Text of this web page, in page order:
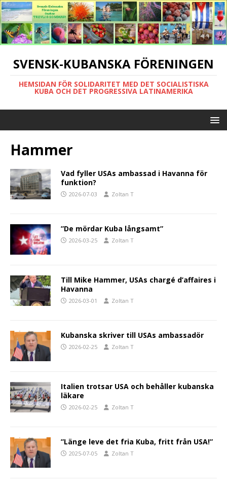
SVENSK-KUBANSKA FÖRENINGEN
HEMSIDAN FÖR SOLIDARITET MED DET SOCIALISTISKA
KUBA OCH DET PROGRESSIVA LATINAMERIKA
Hammer
Vad fyller USAs ambassad i Havanna för
funktion?
2026-07-03 Zoltan T
”De mördar Kuba långsamt”
2026-03-25 Zoltan T
Till Mike Hammer, USAs chargé d’affaires i
Havanna
2026-03-01 Zoltan T
Kubanska skriver till USAs ambassadör
2026-02-25 Zoltan T
Italien trotsar USA och behåller kubanska
läkare
2026-02-25 Zoltan T
”Länge leve det fria Kuba, fritt från USA!”
2025-07-05 Zoltan T